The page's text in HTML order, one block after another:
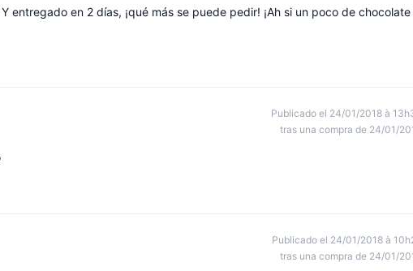
entregado en 2 días, ¡qué más se puede pedir! ¡Ah si un poco de chocolate
Publicado el 24/01/2018 à
tras una compra de 24/01/
Publicado el 24/01/2018 à
tras una compra de 24/01/